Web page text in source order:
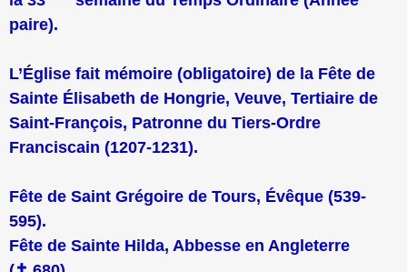
paire).
L’Église fait mémoire (obligatoire) de la Fête de
Sainte Élisabeth de Hongrie, Veuve, Tertiaire de
Saint-François, Patronne du Tiers-Ordre
Franciscain (1207-1231).
Fête de Saint Grégoire de Tours, Évêque (539-
595).
Fête de Sainte Hilda, Abbesse en Angleterre